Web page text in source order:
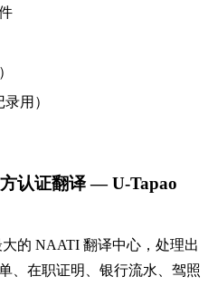
用）
认证翻译 — U-Tapao
的 NAATI 翻译中心，处理出
、在职证明、银行流水、驾照